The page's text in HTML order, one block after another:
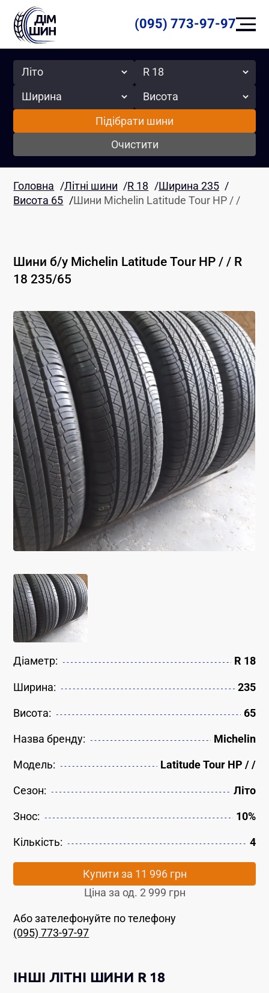
(095) 773-97-97
Сезон Радіус
Ширина Висота
Підібрати шини
Очистити
Головна /Літні шини /R 18 /Ширина 235 /
Висота 65 /Шини Michelin Latitude Tour HP / /
Шини б/у Michelin Latitude Tour HP / / R
18 235/65
Діаметр: R 18
Ширина: 235
Висота: 65
Назва бренду: Michelin
Модель: Latitude Tour HP / /
Сезон: Літо
Знос: 10%
Кількість: 4
Купити за 11 996 грн
Ціна за од. 2 999 грн
Або зателефонуйте по телефону
(095) 773-97-97
ІНШІ ЛІТНІ ШИНИ R 18